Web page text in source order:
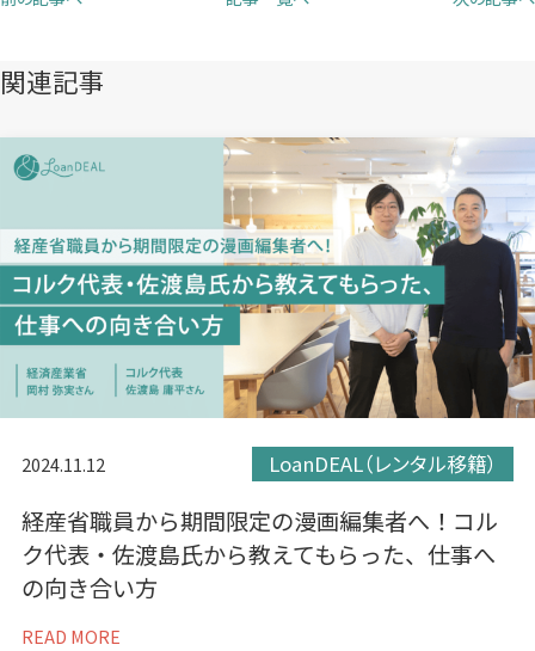
す） す）
で
す）
関連記事
2024.11.12 LoanDEAL（レンタル移籍）
経産省職員から期間限定の漫画編集者へ！コル
ク代表・佐渡島氏から教えてもらった、仕事へ
の向き合い方
READ MORE